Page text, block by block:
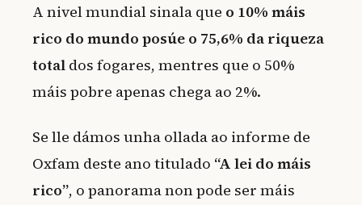
A nivel mundial sinala que o 10% máis
rico do mundo posúe o 75,6% da riqueza
total dos fogares, mentres que o 50%
máis pobre apenas chega ao 2%.
Se lle dámos unha ollada ao informe de
Oxfam deste ano titulado “A lei do máis
rico”, o panorama non pode ser máis